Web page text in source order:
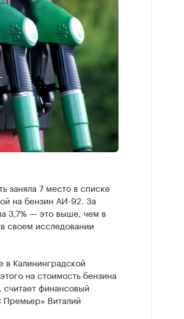
заняла 7 место в списке
на бензин АИ-92. За
3,7% — это выше, чем в
своем исследовании
в Калининградской
на стоимость бензина
считает финансовый
Премьер» Виталий